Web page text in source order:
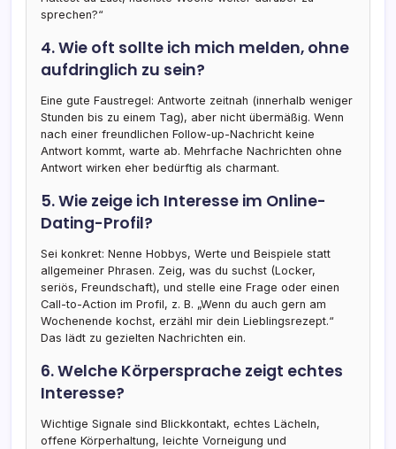
sprechen?“
4. Wie oft sollte ich mich melden, ohne
aufdringlich zu sein?
Eine gute Faustregel: Antworte zeitnah (innerhalb weniger
Stunden bis zu einem Tag), aber nicht übermäßig. Wenn
nach einer freundlichen Follow-up-Nachricht keine
Antwort kommt, warte ab. Mehrfache Nachrichten ohne
Antwort wirken eher bedürftig als charmant.
5. Wie zeige ich Interesse im Online-
Dating-Profil?
Sei konkret: Nenne Hobbys, Werte und Beispiele statt
allgemeiner Phrasen. Zeig, was du suchst (Locker,
seriös, Freundschaft), und stelle eine Frage oder einen
Call-to-Action im Profil, z. B. „Wenn du auch gern am
Wochenende kochst, erzähl mir dein Lieblingsrezept.“
Das lädt zu gezielten Nachrichten ein.
6. Welche Körpersprache zeigt echtes
Interesse?
Wichtige Signale sind Blickkontakt, echtes Lächeln,
offene Körperhaltung, leichte Vorneigung und